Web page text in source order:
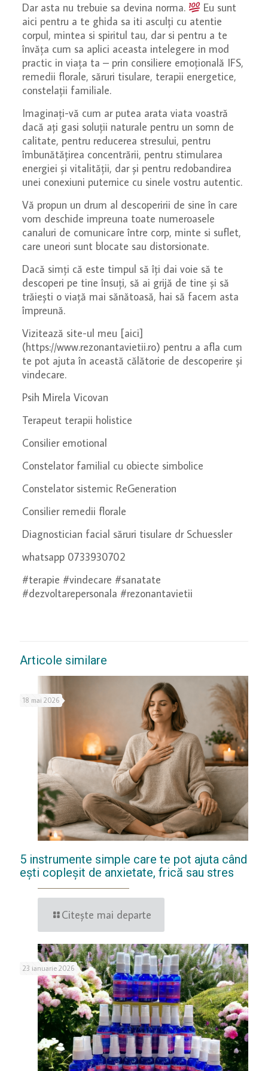
Dar asta nu trebuie sa devina norma.
Eu sunt
aici pentru a te ghida sa iti asculți cu atentie
corpul, mintea si spiritul tau, dar si pentru a te
învăța cum sa aplici aceasta intelegere in mod
practic in viața ta – prin consiliere emoțională IFS,
remedii florale, săruri tisulare, terapii energetice,
constelații familiale.
Imaginați-vă cum ar putea arata viata voastră
dacă ați gasi soluții naturale pentru un somn de
calitate, pentru reducerea stresului, pentru
îmbunătățirea concentrării, pentru stimularea
energiei și vitalității, dar și pentru redobandirea
unei conexiuni puternice cu sinele vostru autentic.
Vă propun un drum al descoperirii de sine în care
vom deschide impreuna toate numeroasele
canaluri de comunicare între corp, minte si suflet,
care uneori sunt blocate sau distorsionate.
Dacă simți că este timpul să îți dai voie să te
descoperi pe tine însuți, să ai grijă de tine și să
trăiești o viață mai sănătoasă, hai să facem asta
împreună.
Vizitează site-ul meu [aici]
(https://www.rezonantavietii.ro) pentru a afla cum
te pot ajuta în această călătorie de descoperire și
vindecare.
Psih Mirela Vicovan
Terapeut terapii holistice
Consilier emotional
Constelator familial cu obiecte simbolice
Constelator sistemic ReGeneration
Consilier remedii florale
Diagnostician facial săruri tisulare dr Schuessler
whatsapp 0733930702
#terapie #vindecare #sanatate
#dezvoltarepersonala #rezonantavietii
Articole similare
18 mai 2026
5 instrumente simple care te pot ajuta când
ești copleșit de anxietate, frică sau stres
Citește mai departe
23 ianuarie 2026